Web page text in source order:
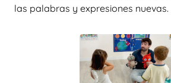
las palabras y expresiones nuevas.